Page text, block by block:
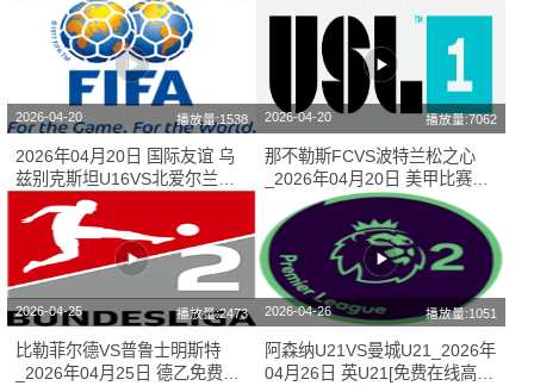
2026-04-20 播放量:1538
2026年04月20日 国际友谊 乌
兹别克斯坦U16VS北爱尔兰
U16[免费直播]
2026-04-20 播放量:7062
那不勒斯FCVS波特兰松之心
_2026年04月20日 美甲比赛在
线观看
2026-04-25 播放量:2473
比勒菲尔德VS普鲁士明斯特
_2026年04月25日 德乙免费直
2026-04-26 播放量:1051
阿森纳U21VS曼城U21_2026年
04月26日 英U21[免费在线高清